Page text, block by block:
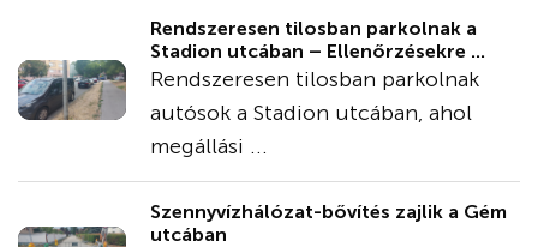
Rendszeresen tilosban parkolnak a
Stadion utcában – Ellenőrzésekre ...
Rendszeresen tilosban parkolnak
autósok a Stadion utcában, ahol
megállási ...
Szennyvízhálózat-bővítés zajlik a Gém
utcában